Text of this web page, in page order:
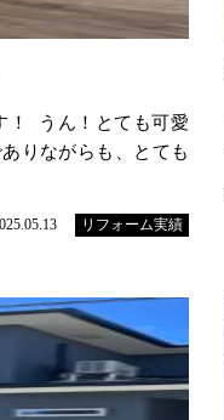
！ うん！とても可愛
りながらも、とても
リフォーム実績